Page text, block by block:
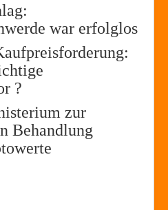
war erfolglos
?
zur
Behandlung